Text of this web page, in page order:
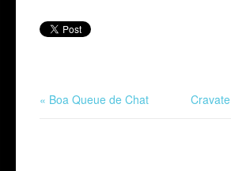
« Boa Queue de Chat